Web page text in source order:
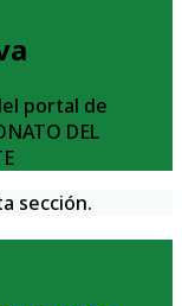
portal de
DEL
sección.